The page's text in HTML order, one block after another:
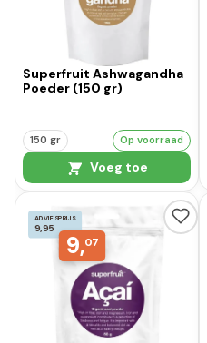
Superfruit Ashwagandha
Poeder (150 gr)
150 gr Op voorraad
Voeg toe
ADVIESPRIJS
9,95
9,07